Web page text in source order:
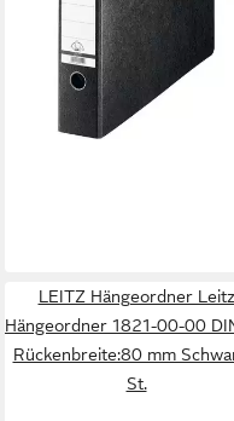
lieferbar - in 2-3 Werktagen bei
LEITZ Hängeordner Leitz
Hängeordner 1821-00-00
Rückenbreite:80 mm
St.